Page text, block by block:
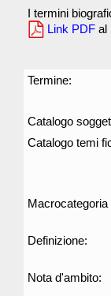
I termini
Link PDF al
Termine:
Catalogo
Catalogo temi
Macrocategoria
Definizione:
Nota d'ambito: